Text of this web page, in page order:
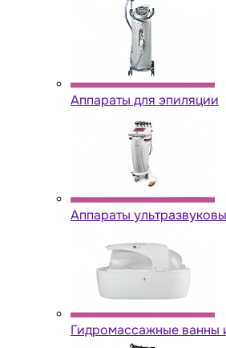
Аппараты для эпиляции
Аппараты
Гидромассажные ванны